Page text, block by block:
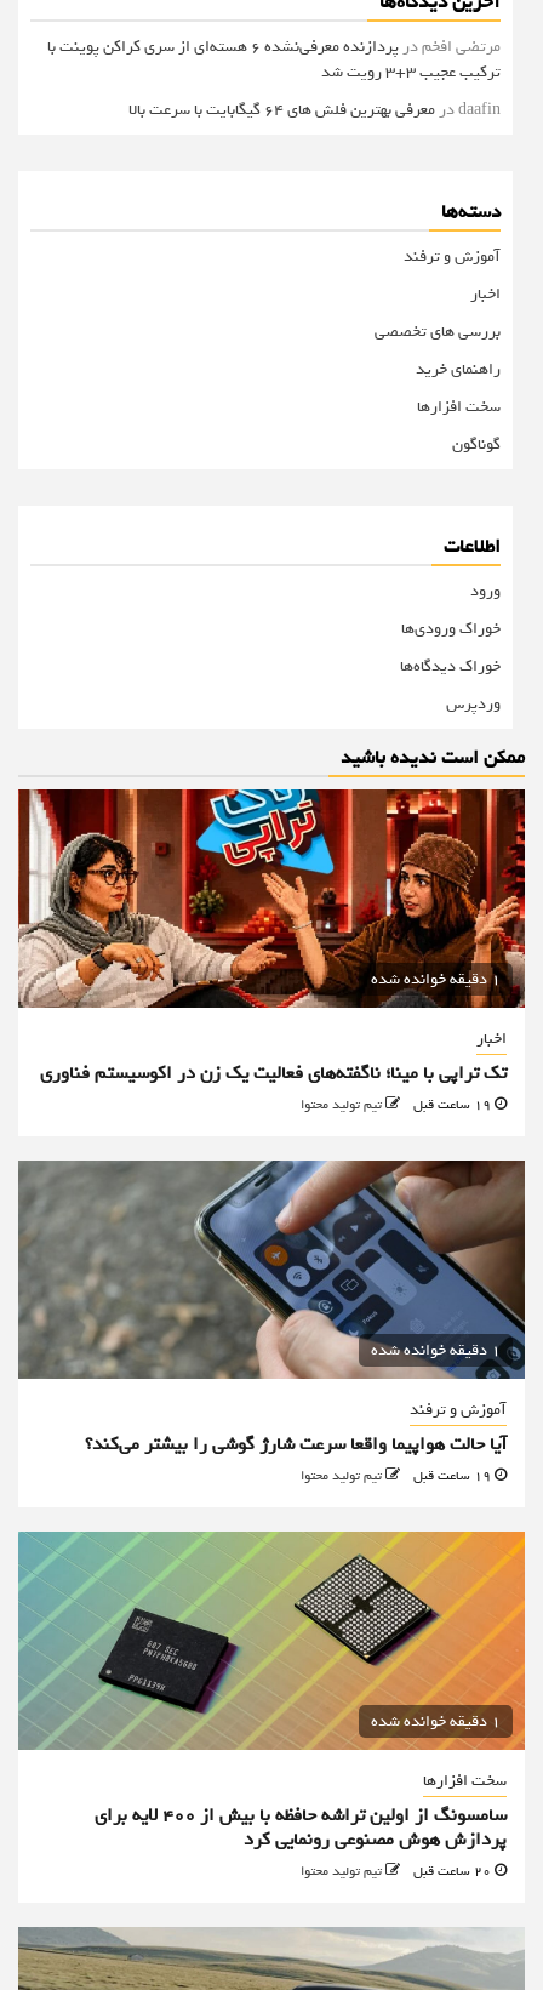
مرتضی افخمدر
پردازنده معرفی‌نشده 6 هسته‌ای از سری کراکن پوینت با
ترکیب عجیب 3+3 رویت شد
daafinدر معرفی بهترین فلش های 64 گیگابایت با سرعت بالا
دسته‌ها
آموزش و ترفند
اخبار
بررسی های تخصصی
راهنمای خرید
سخت افزارها
گوناگون
اطلاعات
ورود
خوراک ورودی‌ها
خوراک دیدگاه‌ها
وردپرس
ممکن است ندیده باشید
1 دقیقه خوانده شده
اخبار
تک تراپی با مینا؛ ناگفته‌های فعالیت یک زن در اکوسیستم فناوری
تیم تولید محتوا
1 دقیقه خوانده شده
آموزش و ترفند
آیا حالت هواپیما واقعا سرعت شارژ گوشی را بیشتر می‌کند؟
تیم تولید محتوا
1 دقیقه خوانده شده
سخت افزارها
سامسونگ از اولین تراشه حافظه با بیش از ۴۰۰ لایه برای
پردازش هوش مصنوعی رونمایی کرد
تیم تولید محتوا